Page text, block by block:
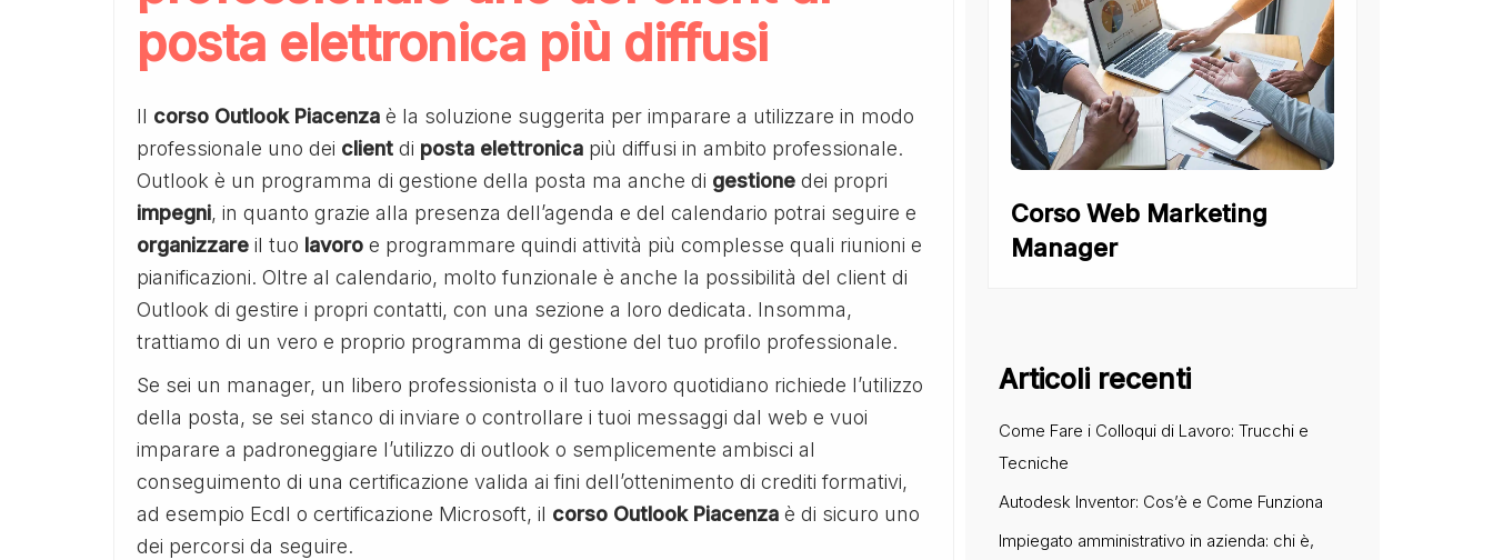
posta elettronica più diffusi
Il corso Outlook Piacenza è la soluzione suggerita per imparare a utilizzare in modo
professionale uno dei client di posta elettronica più diffusi in ambito professionale.
Outlook è un programma di gestione della posta ma anche di gestione dei propri
impegni, in quanto grazie alla presenza dell’agenda e del calendario potrai seguire e
organizzare il tuo lavoro e programmare quindi attività più complesse quali riunioni e
pianificazioni. Oltre al calendario, molto funzionale è anche la possibilità del client di
Outlook di gestire i propri contatti, con una sezione a loro dedicata. Insomma,
trattiamo di un vero e proprio programma di gestione del tuo profilo professionale.
Se sei un manager, un libero professionista o il tuo lavoro quotidiano richiede l’utilizzo
della posta, se sei stanco di inviare o controllare i tuoi messaggi dal web e vuoi
imparare a padroneggiare l’utilizzo di outlook o semplicemente ambisci al
conseguimento di una certificazione valida ai fini dell’ottenimento di crediti formativi,
ad esempio Ecdl o certificazione Microsoft, il corso Outlook Piacenza è di sicuro uno
dei percorsi da seguire.
Corso Web Marketing
Manager
Articoli recenti
Come Fare i Colloqui di Lavoro: Trucchi e
Tecniche
Autodesk Inventor: Cos’è e Come Funziona
Impiegato amministrativo in azienda: chi è,